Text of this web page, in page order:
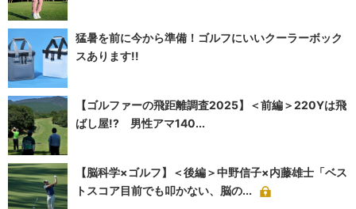
猛暑を前に今から準備！ゴルフにいいクーラーボック
スあります!!
【ゴルファーの飛距離調査2025】＜前編＞220Yは飛
ばし屋!? 男性アマ140...
【脳科学×ゴルフ】＜後編＞中野信子×内藤雄士「ベス
トスコア目前でも叩かない、脳の...